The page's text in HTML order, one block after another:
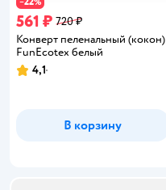
561 ₽ 720 ₽
Конверт пеленальный (кокон)
FunEcotex белый
Рейтинг:
4,1
В корзину